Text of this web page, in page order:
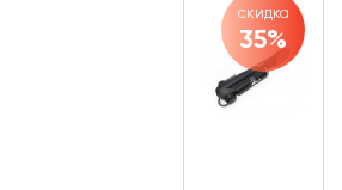
скидка
35%